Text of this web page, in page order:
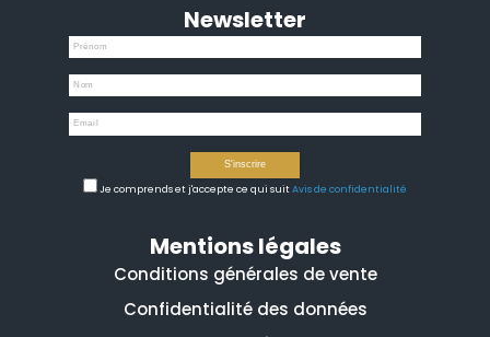
Newsletter
Je comprends et j'accepte ce qui suitAvis de confidentialité
Mentions légales
Conditions générales de vente
Confidentialité des données